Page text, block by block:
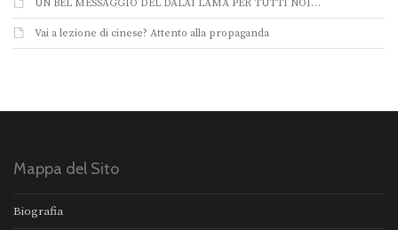
UN BEL MESSAGGIO DEL DALAI LAMA PER TUTTI NOI…
Vai a lezione di cinese? Attento alla propaganda
Mappa del Sito
Biografia